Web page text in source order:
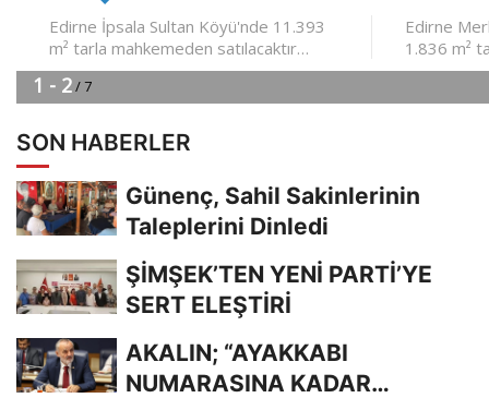
SON HABERLER
Günenç, Sahil Sakinlerinin
Taleplerini Dinledi
ŞİMŞEK’TEN YENİ PARTİ’YE
SERT ELEŞTİRİ
AKALIN; “AYAKKABI
NUMARASINA KADAR